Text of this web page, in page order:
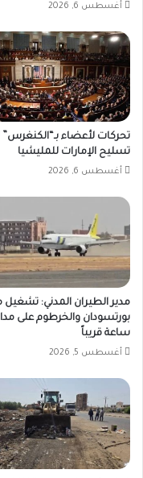
أغسطس 6, 2026
تحركات لأعضاء
تسليح الإمارات للمليشيا
أغسطس 6, 2026
مدير الطيران المدني:
ساعة قريباً
أغسطس 5, 2026